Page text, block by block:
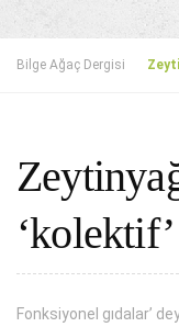
Bilge Ağaç Dergisi
Fonksiyonel gıdalar’